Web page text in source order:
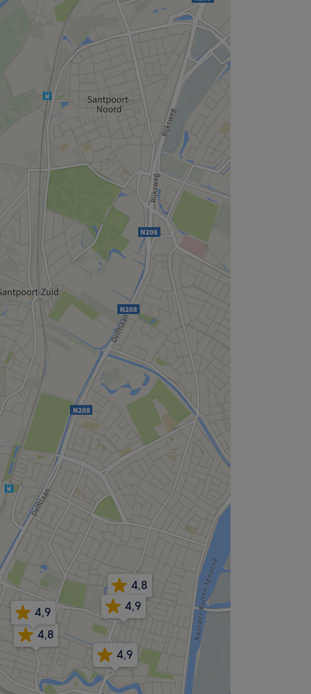
4,9
4,8
4,9
4,8
4,9